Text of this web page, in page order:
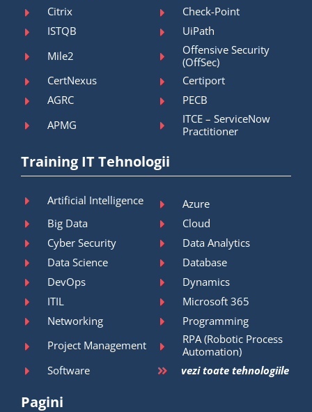
Citrix
Check-Point
ISTQB
UiPath
Mile2
Offensive Security
(OffSec)
CertNexus
Certiport
AGRC
PECB
APMG
ITCE – ServiceNow
Practitioner
Training IT Tehnologii
Artificial Intelligence
Azure
Big Data
Cloud
Cyber Security
Data Analytics
Data Science
Database
DevOps
Dynamics
ITIL
Microsoft 365
Networking
Programming
Project Management
RPA (Robotic Process
Automation)
Software
vezi toate tehnologiile
Pagini